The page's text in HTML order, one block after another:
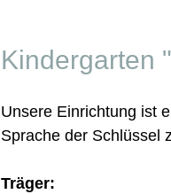
Kindergarten
Unsere Einrichtung ist
Sprache der Schlüssel
Träger: